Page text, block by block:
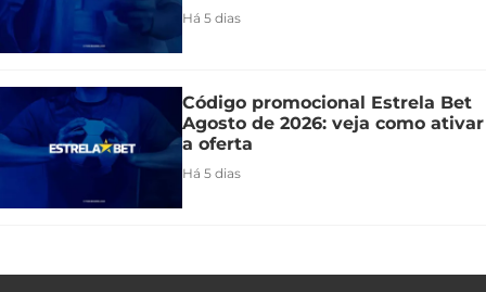
Há 5 dias
Código promocional Estrela Bet
Agosto de 2026: veja como ativar
a oferta
Há 5 dias